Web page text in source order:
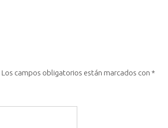
Los campos obligatorios están marcados con *